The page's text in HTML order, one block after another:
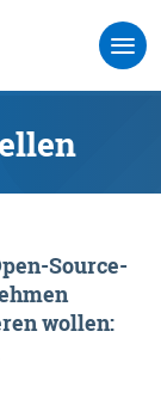
Source-
wollen: